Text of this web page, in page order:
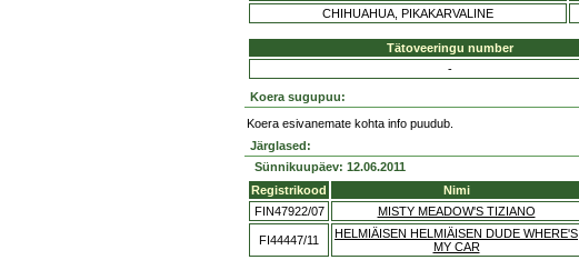
CHIHUAHUA, PIKAKARVALINE
Tätoveeringu number
-
Koera sugupuu:
Koera esivanemate kohta info puudub.
Järglased:
Sünnikuupäev: 12.06.2011
Registrikood
Nimi
FIN47922/07
MISTY MEADOW'S TIZIANO
FI44447/11
HELMIÄISEN HELMIÄISEN DUDE WHERE'S
MY CAR